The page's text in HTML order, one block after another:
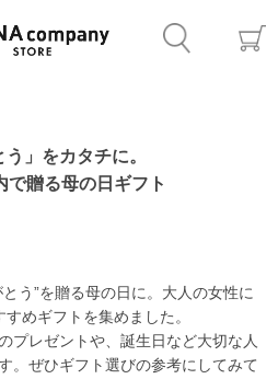
う」をカタチに。
贈る母の日ギフト
う”を贈る母の日に。大人の女性に
めギフトを集めました。
プレゼントや、誕生日など大切な人
。ぜひギフト選びの参考にしてみて